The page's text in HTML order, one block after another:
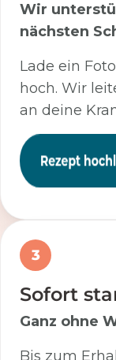
Wir
nächsten
Lade ein
hoch. Wir
an deine
3
Sofort
Ganz ohne
Bis zum